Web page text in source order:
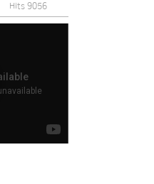
Hits 9056